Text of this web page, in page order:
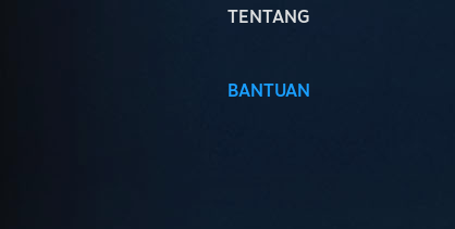
TENTANG
BANTUAN